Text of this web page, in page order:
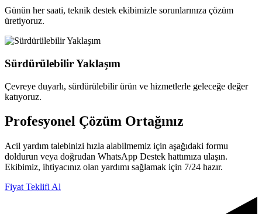
Günün her saati, teknik destek ekibimizle sorunlarınıza çözüm
üretiyoruz.
Sürdürülebilir Yaklaşım
Çevreye duyarlı, sürdürülebilir ürün ve hizmetlerle geleceğe değer
katıyoruz.
Profesyonel Çözüm Ortağınız
Acil yardım talebinizi hızla alabilmemiz için aşağıdaki formu
doldurun veya doğrudan WhatsApp Destek hattımıza ulaşın.
Ekibimiz, ihtiyacınız olan yardımı sağlamak için 7/24 hazır.
Fiyat Teklifi Al